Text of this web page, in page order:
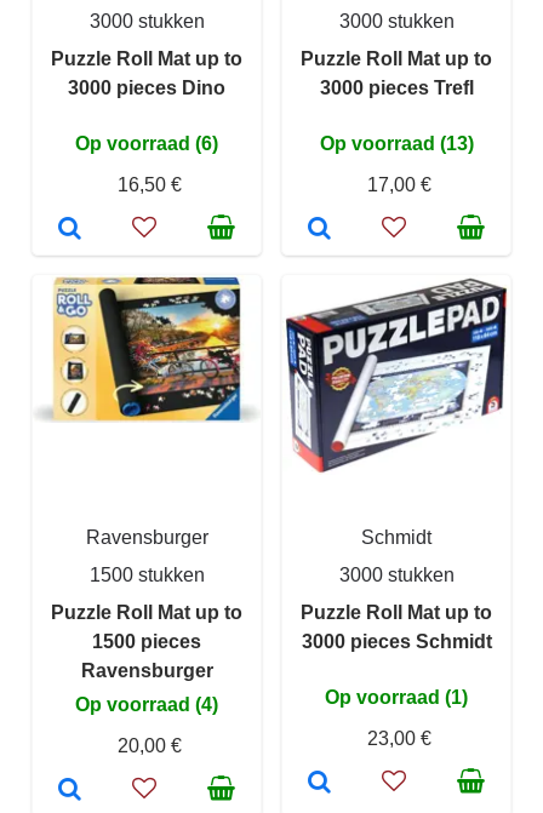
3000 stukken
Puzzle Roll Mat up to
3000 pieces Dino
Op voorraad (6)
16,50 €
3000 stukken
Puzzle Roll Mat up to
3000 pieces Trefl
Op voorraad (13)
17,00 €
Ravensburger
1500 stukken
Puzzle Roll Mat up to
1500 pieces
Ravensburger
Op voorraad (4)
20,00 €
Schmidt
3000 stukken
Puzzle Roll Mat up to
3000 pieces Schmidt
Op voorraad (1)
23,00 €